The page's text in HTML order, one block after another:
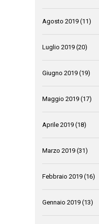
Agosto 2019 (11)
Luglio 2019 (20)
Giugno 2019 (19)
Maggio 2019 (17)
Aprile 2019 (18)
Marzo 2019 (31)
Febbraio 2019 (16)
Gennaio 2019 (13)